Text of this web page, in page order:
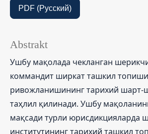
PDF (Русский)
Abstrakt
Ушбу мақолада чекланган
коммандит ширкат ташкил
ривожланишининг тарихий шарт-
таҳлил қилинади. Ушбу
мақсади турли юрисдикцияларда
институтининг тарихий ташкил